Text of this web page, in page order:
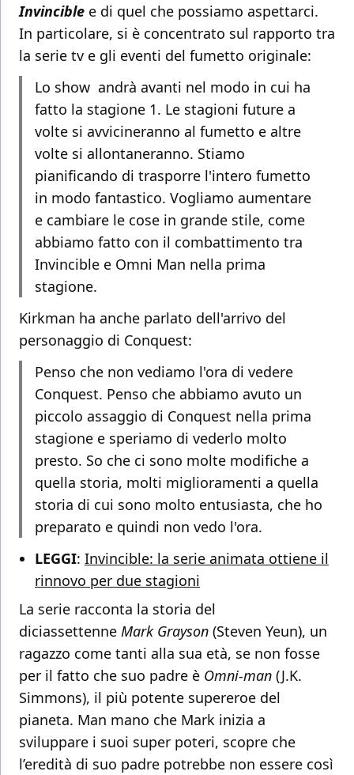
Invincible e di quel che possiamo aspettarci.
In particolare, si è concentrato sul rapporto tra
la serie tv e gli eventi del fumetto originale:
Lo show andrà avanti nel modo in cui ha
fatto la stagione 1. Le stagioni future a
volte si avvicineranno al fumetto e altre
volte si allontaneranno. Stiamo
pianificando di trasporre l'intero fumetto
in modo fantastico. Vogliamo aumentare
e cambiare le cose in grande stile, come
abbiamo fatto con il combattimento tra
Invincible e Omni Man nella prima
stagione.
Kirkman ha anche parlato dell'arrivo del
personaggio di Conquest:
Penso che non vediamo l'ora di vedere
Conquest. Penso che abbiamo avuto un
piccolo assaggio di Conquest nella prima
stagione e speriamo di vederlo molto
presto. So che ci sono molte modifiche a
quella storia, molti miglioramenti a quella
storia di cui sono molto entusiasta, che ho
preparato e quindi non vedo l'ora.
LEGGI: Invincible: la serie animata ottiene il
rinnovo per due stagioni
La serie racconta la storia del
diciassettenne Mark Grayson (Steven Yeun), un
ragazzo come tanti alla sua età, se non fosse
per il fatto che suo padre è Omni-man (J.K.
Simmons), il più potente supereroe del
pianeta. Man mano che Mark inizia a
sviluppare i suoi super poteri, scopre che
l’eredità di suo padre potrebbe non essere così